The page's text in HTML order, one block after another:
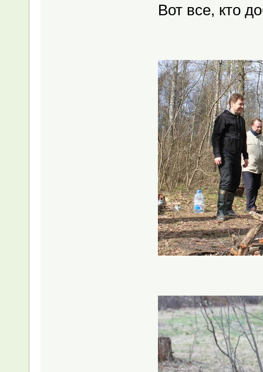
Вот все, кто